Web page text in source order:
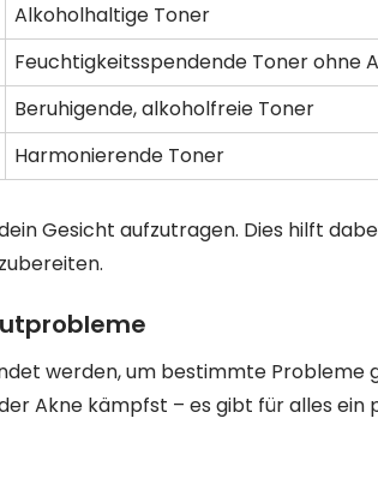
Alkoholhaltige Toner
Feuchtigkeitsspendende Toner ohne
Beruhigende, alkoholfreie Toner
Harmonierende Toner
Gesicht aufzutragen. Dies hilft
werden, um bestimmte Probleme
Akne kämpfst – es gibt für alles ein